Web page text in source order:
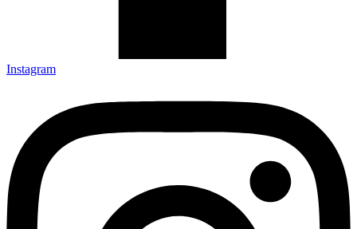
Instagram